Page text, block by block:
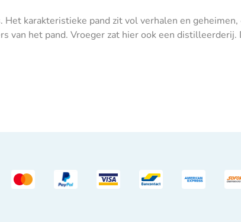
karakteristieke pand zit vol verhalen en
van het pand. Vroeger zat hier ook een